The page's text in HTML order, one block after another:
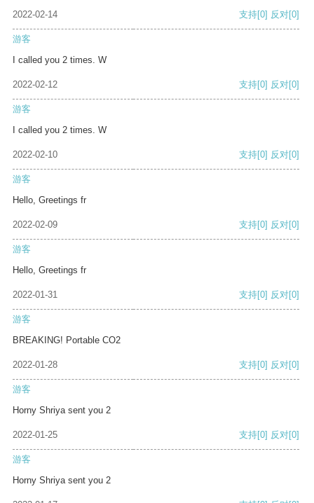
2022-02-14 支持[0] 反对[0]
游客
I called you 2 times. W
2022-02-12 支持[0] 反对[0]
游客
I called you 2 times. W
2022-02-10 支持[0] 反对[0]
游客
Hello, Greetings fr
2022-02-09 支持[0] 反对[0]
游客
Hello, Greetings fr
2022-01-31 支持[0] 反对[0]
游客
BREAKING! Portable CO2
2022-01-28 支持[0] 反对[0]
游客
Horny Shriya sent you 2
2022-01-25 支持[0] 反对[0]
游客
Horny Shriya sent you 2